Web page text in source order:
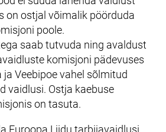
on ostjal võimalik pöörduda
poole.
saab tutvuda ning avaldust
komisjoni pädevuses
Veebipoe vahel sõlmitud
vaidlusi. Ostja kaebuse
on tasuta.
Euroopa Liidu tarbijavaidlusi